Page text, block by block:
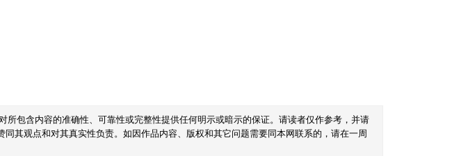
包含内容的准确性、可靠性或完整性提供任何明示或暗示的保证。请读者仅作参考，并请
其观点和对其真实性负责。如因作品内容、版权和其它问题需要同本网联系的，请在一周